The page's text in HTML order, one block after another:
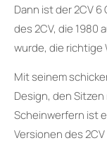
Dann ist der 2CV
des 2CV, die 1980
wurde, die richtige
Mit seinem
Design, den
Scheinwerfern ist
Versionen des